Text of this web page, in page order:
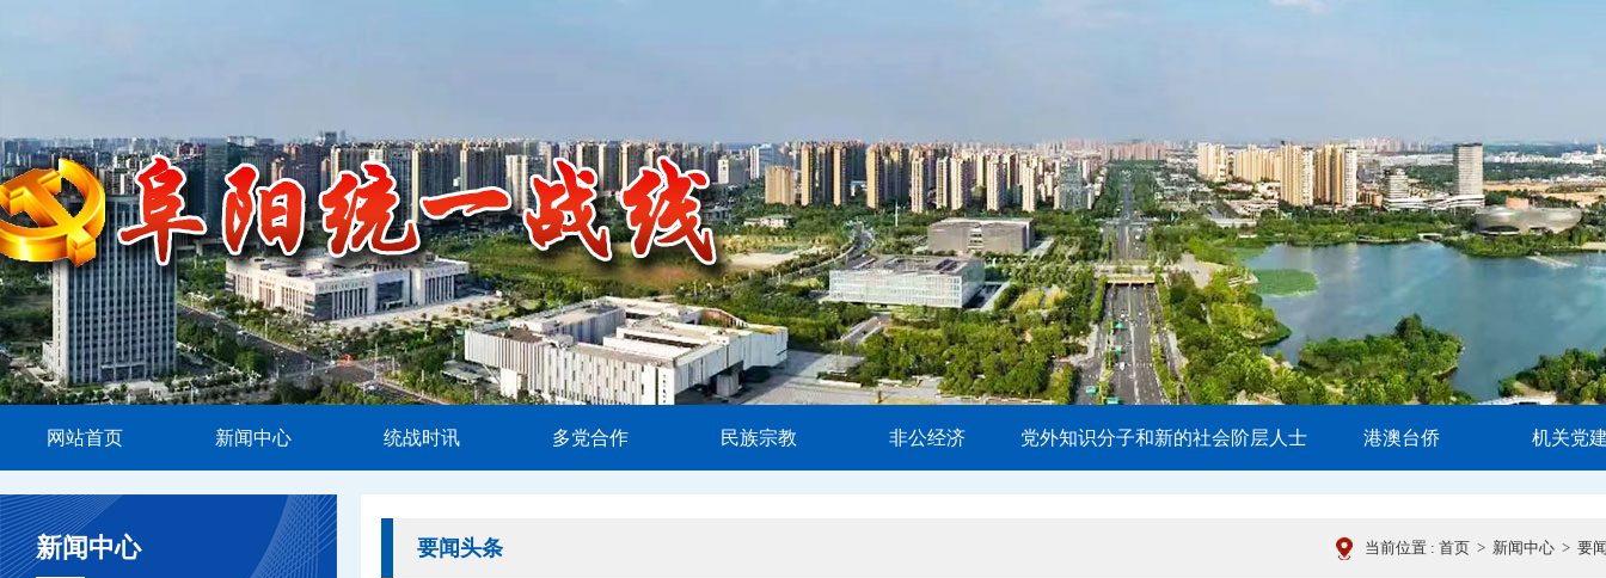
网站首页 新闻中心 统战时讯 多党合作 民族宗教 非公经济 党外知识分子和新的社会阶层人士 港澳台侨 机关党
要闻头条 当前位置 : 首页 > 新闻中心 > 要
新闻中心